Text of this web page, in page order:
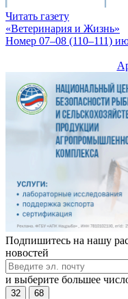
Читать газету
«Ветеринария и Жизнь»
Номер 07–08 (110–111)
Подпишитесь на нашу
новостей
и выберите большее
32 68